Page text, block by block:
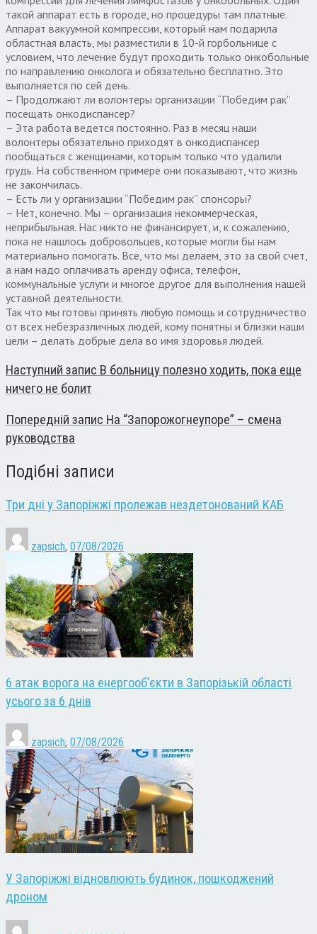
такой аппарат есть в городе, но процедуры там платные.
Аппарат вакуумной компрессии, который нам подарила
областная власть, мы разместили в 10-й горбольнице с
условием, что лечение будут проходить только онкобольные
по направлению онколога и обязательно бесплатно. Это
выполняется по сей день.
– Продолжают ли волонтеры организации “Победим рак”
посещать онкодиспансер?
– Эта работа ведется постоянно. Раз в месяц наши
волонтеры обязательно приходят в онкодиспансер
пообщаться с женщинами, которым только что удалили
грудь. На собственном примере они показывают, что жизнь
не закончилась.
– Есть ли у организации “Победим рак” спонсоры?
– Нет, конечно. Мы – организация некоммерческая,
неприбыльная. Нас никто не финансирует, и, к сожалению,
пока не нашлось добровольцев, которые могли бы нам
материально помогать. Все, что мы делаем, это за свой счет,
а нам надо оплачивать аренду офиса, телефон,
коммунальные услуги и многое другое для выполнения нашей
уставной деятельности.
Так что мы готовы принять любую помощь и сотрудничество
от всех небезразличных людей, кому понятны и близки наши
цели – делать добрые дела во имя здоровья людей.
Наступний запис В больницу полезно ходить, пока еще
ничего не болит
Попередній запис На “Запорожогнеупоре” – смена
руководства
Подібні записи
Три дні у Запоріжжі пролежав нездетонований КАБ
zapsich, 07/08/2026
6 атак ворога на енергооб’єкти в Запорізькій області
усього за 6 днів
zapsich, 07/08/2026
У Запоріжжі відновлюють будинок, пошкоджений
дроном